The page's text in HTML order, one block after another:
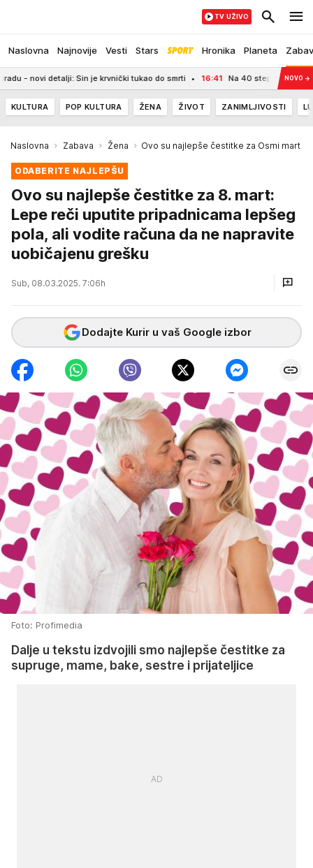
Naslovna Najnovije Vesti Stars Hronika Planeta
TV UŽIVO
Sin je krvnički tukao do smrti 16:41 Na 40 stepeni unutrašnjost auta je
NOVO →
KULTURA POP KULTURA ŽENA ŽIVOT ZANIMLJIVOSTI
Naslovna Zabava Žena Ovo su najlepše čestitke za Osmi mart
ODABERITE NAJLEPŠU
Ovo su najlepše čestitke za 8. mart:
Lepe reči uputite pripadnicama lepšeg
pola, ali vodite računa da ne napravite
uobičajenu grešku
Sub, 08.03.2025. 7:06h
Dodajte Kurir u vaš Google izbor
Foto: Profimedia
Dalje u tekstu izdvojili smo najlepše čestitke za
supruge, mame, bake, sestre i prijateljice